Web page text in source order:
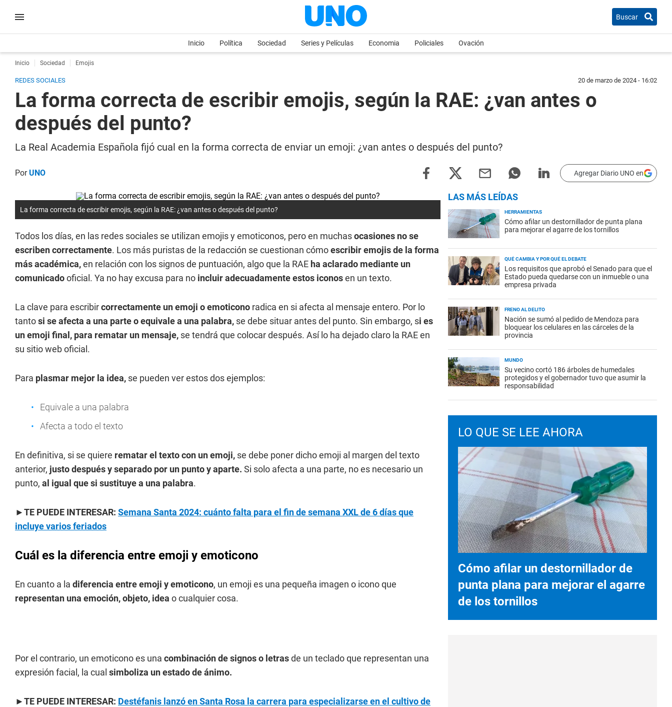
Buscar
Inicio Política Sociedad Series y Películas Economia Policiales Ovación
Inicio Sociedad Emojis
REDES SOCIALES 20 de marzo de 2024 - 16:02
La forma correcta de escribir emojis, según la RAE: ¿van antes o
después del punto?
La Real Academia Española fijó cual en la forma correcta de enviar un emoji: ¿van antes o después del punto?
PorUNO Agregar Diario UNO en
La forma correcta de escribir emojis, según la RAE: ¿van antes o después del punto?
Todos los días, en las redes sociales se utilizan emojis y emoticonos, pero en muchasocasiones no se
escriben correctamente. Los más puristas de la redacción se cuestionan cómoescribir emojis de la forma
más académica,en relación con los signos de puntuación, algo que la RAE ha aclarado mediante un
comunicadooficial. Ya no hay excusa para no incluir adecuadamente estos iconosen un texto.
La clave para escribircorrectamente un emoji o emoticono radica en si afecta al mensaje entero. Por lo
tantosi se afecta a una parte o equivale a una palabra, se debe situar antes del punto. Sin embargo, si es
un emoji final, para rematar un mensaje, se tendrá que colocar después. Así lo ha dejado claro la RAE en
su sitio web oficial.
Para plasmar mejor la idea, se pueden ver estos dos ejemplos:
Equivale a una palabra
Afecta a todo el texto
En definitiva, si se quiere rematar el texto con un emoji, se debe poner dicho emoji al margen del texto
anterior, justo después y separado por un punto y aparte. Si solo afecta a una parte, no es necesario un
punto, al igual que si sustituye a una palabra.
►TE PUEDE INTERESAR: Semana Santa 2024: cuánto falta para el fin de semana XXL de 6 días que
incluye varios feriados
Cuál es la diferencia entre emoji y emoticono
En cuanto a la diferencia entre emoji y emoticono, un emoji es una pequeña imagen o icono que
representan una emoción, objeto, idea o cualquier cosa.
Por el contrario, un emoticono es una combinación de signos o letrasde un teclado que representan una
expresión facial, la cual simboliza un estado de ánimo.
►TE PUEDE INTERESAR: Destéfanis lanzó en Santa Rosa la carrera para especializarse en el cultivo de
LAS MÁS LEÍDAS
HERRAMIENTAS
Cómo afilar un destornillador de punta plana
para mejorar el agarre de los tornillos
QUÉ CAMBIA Y POR QUÉ EL DEBATE
Los requisitos que aprobó el Senado para que el
Estado pueda quedarse con un inmueble o una
empresa privada
FRENO AL DELITO
Nación se sumó al pedido de Mendoza para
bloquear los celulares en las cárceles de la
provincia
MUNDO
Su vecino cortó 186 árboles de humedales
protegidos y el gobernador tuvo que asumir la
responsabilidad
LO QUE SE LEE AHORA
Cómo afilar un destornillador de
punta plana para mejorar el agarre
de los tornillos